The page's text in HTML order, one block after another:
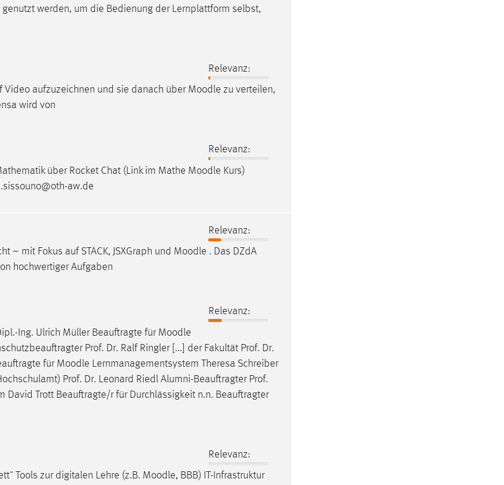
werden, um die Bedienung der Lernplattform selbst,
Relevanz:
Video aufzuzeichnen und sie danach über Moodle zu verteilen,
wird von
Relevanz:
über Rocket Chat (Link im Mathe Moodle Kurs)
aw.de
Relevanz:
mit Fokus auf STACK, JSXGraph und Moodle . Das DZdA
hochwertiger Aufgaben
Relevanz:
Ing. Ulrich Müller Beauftragte für Moodle
Prof. Dr. Ralf Ringler [...] der Fakultät Prof. Dr.
für Moodle Lernmanagementsystem Theresa Schreiber
Prof. Dr. Leonard Riedl Alumni-Beauftragter Prof.
David Trott Beauftragte/r für Durchlässigkeit n.n. Beauftragter
Relevanz:
Tools zur digitalen Lehre (z.B. Moodle, BBB) IT-Infrastruktur